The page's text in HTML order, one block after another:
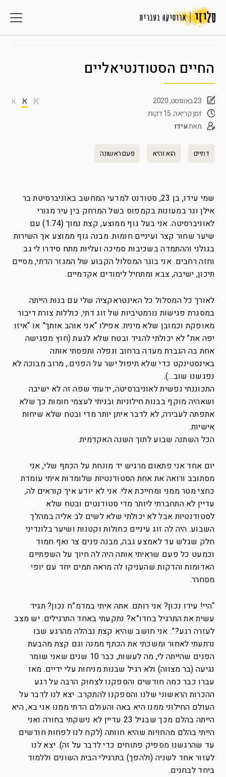
החיים הסטודנטיאליים
א א א
23 באוגוסט, 2020
זמן קריאה: 15 דקות
מאתעידו
דתיים הוא והיא פעם ראשונה
שמי עידו, בן 23, סטודנט למדעי המחשב באוניברסיטת בר
אילן וגר במעונות בקמפוס בשל המרחק בין עיר מגורי
לאוניברסיטה. אני בעל גוף ממוצע, קצת נמוך (1.74) עם
שיער שחור קצר ועיניים חומות. מבנה גוף ממוצע אך השירות
בגולני וההתמדה בשכיבות סמיכה ועליות מתח סידרו לי גב
וחזה רחבים. אני בוגר המסלול הקבוע של המגזר הדתי, מסיים
תיכון, ישיבה, צבא ומתחיל לימודים אקדמיים.
לאורך כל המסלול כל האינטראקציה שלי עם בנות הייתה
במסגרת פגישות נורמטיביות של זוג דתי, כוללות צורת דיבור
מאופקת וכמובן שלא מינית. אפילו “אני אוהב אותך” או “איזו
יפה את” לא יכולתי להגיד ובטח שלא לגעת (חוץ מפגישה
אחת בה הגברת מעדה ברחוב ונפלה ותפסתי אותה
באינסטינקט כדי שלא תיפול ישר על הפנים., מרוב מבוכה לא
נפגשנו שוב…).
התכוננתי נפשית לאוניברסיטה, ידעתי שפה זה לא ישיבה
ושאהיה מוקף בבנות חילוניות ובניתי לעצמי חומות כך שלא
אתפתה לעבירה, לא לדבר איתן יותר מדי ובטח שלא שיחות
אישיות.
הכל השתנה שבוע לתוך השנה האקדמית.
יום אחד אני פתאום מרגיש יד מונחת על הכתף שלי, אני
מסתובב ורואה את אחת הסטודנטיות שלומדות איתי עומדת
כחצי מטר ממני ומחייכת אלי. אני לא יודע איך קוראים לה,
עדיין לא התחברתי ליותר מדי סטודנטים ובטח שלא
לסטודנטיות אבל לא יכולתי שלא לשים לב אליה במהלך
השבוע. היה לה זוג עיניים כחולות וקטנות ושיער בלונדיני
חלק שגלש עד לאמצע גבה, מבנה פנים צר ואף חמוד
וכמעט כל פעם שראיתי אותה היה לה חיוך על השפתיים
האדומות והדקות שהעניקו לה מראה תמים יחד עם יופי
מסחרר.
“היי! עידו נכון? אני רותם. אתה איתי במדמ”ח נכון? תגיד
עשית את התרגיל בחדו”א? נתקעתי באחד התרגילים. יש מצב
לעזרה רגע?”. אני חושב שהיא קצת נבהלה מהרגע שבו
נרתעתי לאחור ומשכתי את הכתף ממנה וגם קצת מהבעת
הפנים שהייתה לי, מה לעשות, כבר 10 שנים שאני שומר
נגיעה (בר מצווה) ולא רגיל שבנות מניחות עלי ידיים. מאז
עברו כבר כמה חודשים והספקנו לצחוק הרבה על רגע
ההכרות הראשוני שלנו והספקנו להתקרב. יצא לנו לדבר על
העולם החילוני ממנו היא באה והעולם הדתי ממנו אני בא, היא
הייתה בהלם מכך שבגיל 23 עדיין לא נישקתי בחורה ואני
הייתי בהלם מהחויות שהיא חוותה (לקח לנו לפחות חודשים
עד שהרגשנו מספיק פתוחים כדי לדבר על זה). יצא לנו
לעזור אחד לשניה (ולהפך) בתרגילי הבית השונים וללמוד
ביחד לבחנים.